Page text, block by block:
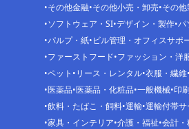
その他金融 その他小売・卸売 その
ソフトウェア・SI デザイン・製作 パ
パルプ・紙 ビル管理・オフィスサポ
ファーストフード ファッション・洋
ペット リース・レンタル 衣服・繊維
医薬品 医薬品・化粧品 一般機械 印
飲料・たばこ・飼料 運輸 運輸付帯サ
家具・インテリア 介護・福祉 会計